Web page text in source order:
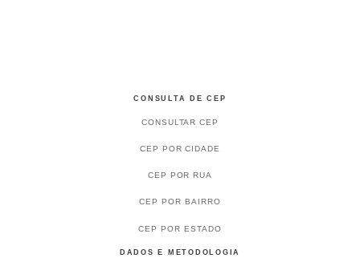
CONSULTA DE CEP
CONSULTAR CEP
CEP POR CIDADE
CEP POR RUA
CEP POR BAIRRO
CEP POR ESTADO
DADOS E METODOLOGIA